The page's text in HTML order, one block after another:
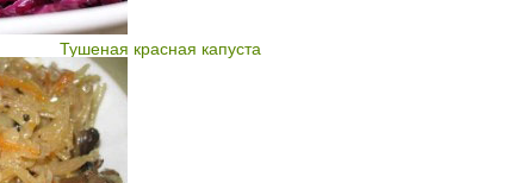
Тушеная красная капуста